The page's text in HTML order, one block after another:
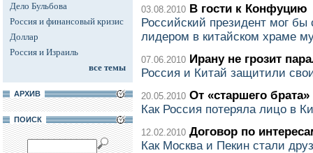
Дело Бульбова
Россия и финансовый кризис
Доллар
Россия и Израиль
все темы
АРХИВ
ПОИСК
03.08.2010 В гости к Конфуцию
Российский президент мог
лидером в китайском храме
07.06.2010 Ирану не грозит
Россия и Китай защитили
20.05.2010 От «старшего
Как Россия потеряла лицо в
12.02.2010 Договор по
Как Москва и Пекин стали